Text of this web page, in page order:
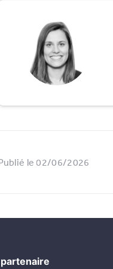
le 02/06/2026